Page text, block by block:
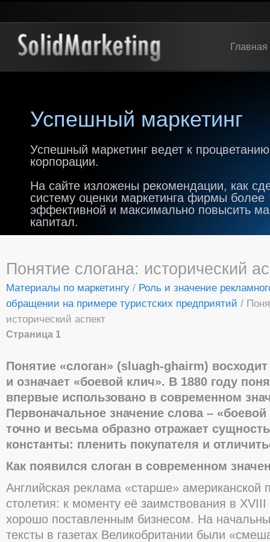
Главная
Успешный маркетинг
Успешный маркетинг ведет к процветанию
корпорации.
На сайте изложены рекомендации, как
систему оценки маркетинга фирмы более
эффективной и максимально повысить
капитал.
Понятие слогана: исторический
Материалы по маркетингу / Роль и значение
обращении на примере туристских предприятий /
исторический аспект
Страница 1
Понятие «слоган» (sluagh-ghairm)
и означает «боевой клич». В 1880 году
впервые использовано в современном
Первоначальное значение слова –
точно и весьма образно отражает
константы: пленить покупателя и
Как появился слоган в современном
Английская реклама «старше» американской
столетия: к моменту её заимствования в
хорошо поставленным бизнесом. На
тексты в газетах Великобритании были